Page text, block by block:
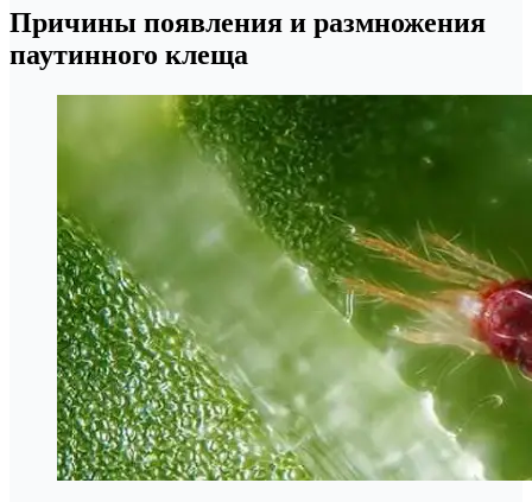
Причины появления и размножения
паутинного клеща